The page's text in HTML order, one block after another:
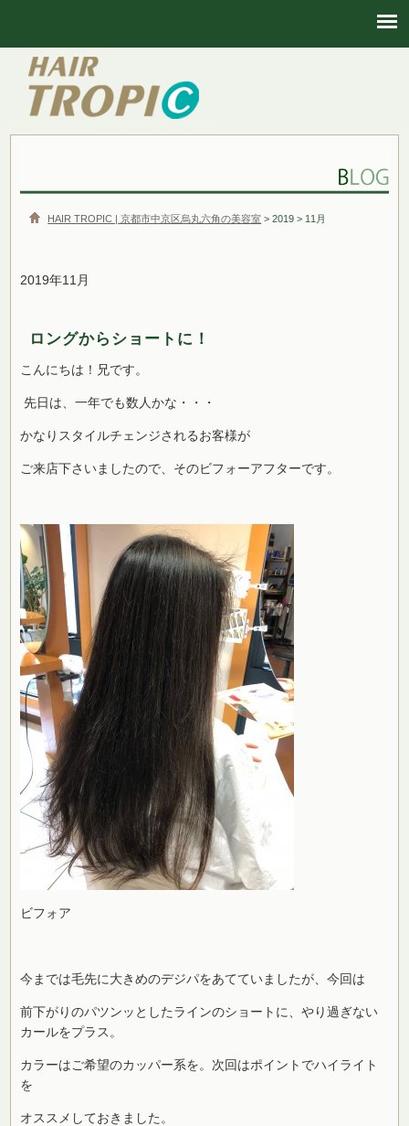
HAIR TROPIC | 京都市中京区烏丸六角の美容室 > 2019 > 11月
2019年11月
ロングからショートに！
こんにちは！兄です。
先日は、一年でも数人かな・・・
かなりスタイルチェンジされるお客様が
ご来店下さいましたので、そのビフォーアフターです。
ビフォア
今までは毛先に大きめのデジパをあてていましたが、今回は
前下がりのパツンッとしたラインのショートに、やり過ぎない
カールをプラス。
カラーはご希望のカッパー系を。次回はポイントでハイライト
を
オススメしておきました。